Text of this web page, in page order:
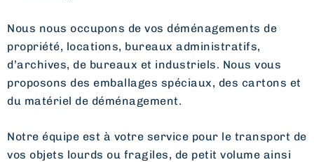
Nous nous occupons de vos déménagements de
propriété, locations, bureaux administratifs,
d’archives, de bureaux et industriels. Nous vous
proposons des emballages spéciaux, des cartons et
du matériel de déménagement.
Notre équipe est à votre service pour le transport de
vos objets lourds ou fragiles, de petit volume ainsi